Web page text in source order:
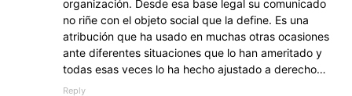
organización. Desde esa base legal su comunicado
no riñe con el objeto social que la define. Es una
atribución que ha usado en muchas otras ocasiones
ante diferentes situaciones que lo han ameritado y
todas esas veces lo ha hecho ajustado a derecho…
Reply